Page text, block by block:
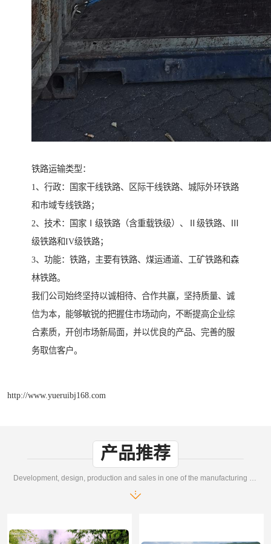
铁路运输类型：
1、行政：国家干线铁路、区际干线铁路、城际外环铁路
和市域专线铁路；
2、技术：国家Ⅰ级铁路（含重载铁级）、Ⅱ级铁路、Ⅲ
级铁路和IV级铁路；
3、功能：铁路，主要有铁路、煤运通道、工矿铁路和森
林铁路。
我们公司始终坚持以诚相待、合作共赢，坚持质量、诚
信为本，能够敏锐的把握住市场动向，不断提高企业综
合素质，开创市场新局面，并以优良的产品、完善的服
务取信客户。
http://www.yueruibj168.com
产品推荐
Development, design, production and sales in one of the manufacturing enterprises